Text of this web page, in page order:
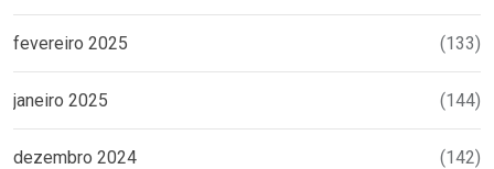
fevereiro 2025 (133)
janeiro 2025 (144)
dezembro 2024 (142)